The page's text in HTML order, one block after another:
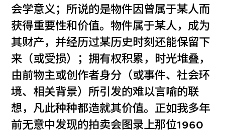
会学意义；所说的是物件因曾属于某人而
获得重要性和价值。物件属于某人，成为
其财产，并经历过某历史时刻还能保留下
来（或受损）；拥有权积累，时光堆叠，
由前物主或创作者身分（或事件、社会环
境、相关背景）所引发的难以言喻的联
想，凡此种种都造就其价值。正如我多年
前无意中发现的拍卖会图录上那位1960